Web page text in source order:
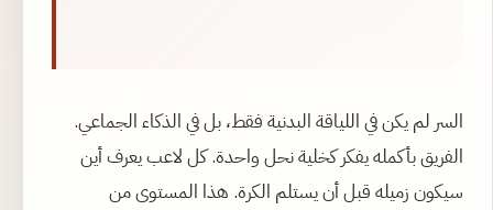
السر لم يكن في اللياقة البدنية فقط، بل في الذكاء الجماعي.
الفريق بأكمله يفكر كخلية نحل واحدة. كل لاعب يعرف أين
سيكون زميله قبل أن يستلم الكرة. هذا المستوى من